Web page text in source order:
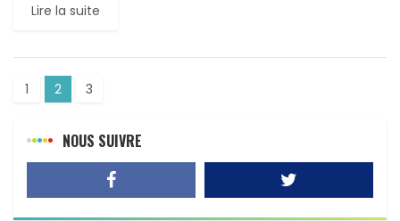
Lire la suite
1 2 3
NOUS SUIVRE